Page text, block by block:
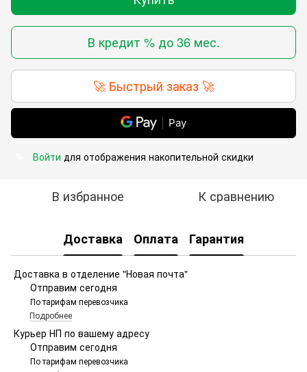
В кредит % до 36 мес.
🚀 Быстрый заказ 🚀
Pay
Войти для отображения накопительной скидки
В избранное К сравнению
Доставка Оплата Гарантия
Доставка в отделение "Новая почта"
Отправим сегодня
По тарифам перевозчика
Подробнее
Курьер НП по вашему адресу
Отправим сегодня
По тарифам перевозчика